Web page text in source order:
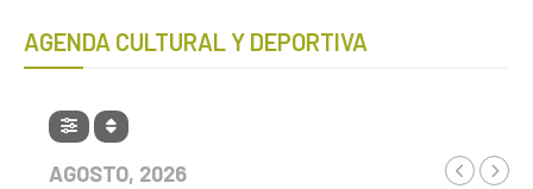
AGENDA CULTURAL Y DEPORTIVA
AGOSTO, 2026